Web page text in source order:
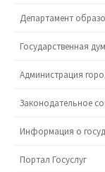
Департамент
Государственная
Администрация
Законодательное
Информация о
Портал Госуслуг